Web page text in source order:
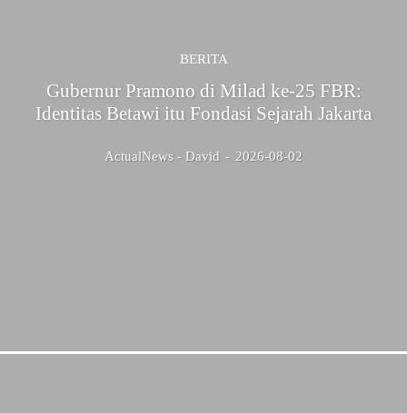
BERITA
Gubernur Pramono di Milad ke-25 FBR:
Identitas Betawi itu Fondasi Sejarah Jakarta
ActualNews - David - 2026-08-02